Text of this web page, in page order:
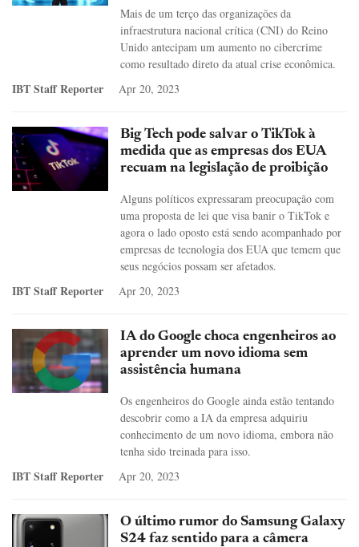
Mais de um terço das organizações da
infraestrutura nacional crítica (CNI) do Reino
Unido antecipam um aumento no cibercrime
como resultado direto da atual crise econômica.
IBT Staff Reporter Apr 20, 2023
Big Tech pode salvar o TikTok à
medida que as empresas dos EUA
recuam na legislação de proibição
Alguns políticos expressaram preocupação com
uma proposta de lei que visa banir o TikTok e
agora o lado oposto está sendo acompanhado por
empresas de tecnologia dos EUA que temem que
seus negócios possam ser afetados.
IBT Staff Reporter Apr 20, 2023
IA do Google choca engenheiros ao
aprender um novo idioma sem
assistência humana
Os engenheiros do Google ainda estão tentando
descobrir como a IA da empresa adquiriu
conhecimento de um novo idioma, embora não
tenha sido treinada para isso.
IBT Staff Reporter Apr 20, 2023
O último rumor do Samsung Galaxy
S24 faz sentido para a câmera